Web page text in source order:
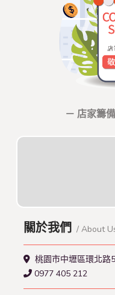
－ 店家籌
關於我們 / About
桃園市中壢區環北路
0977 405 212